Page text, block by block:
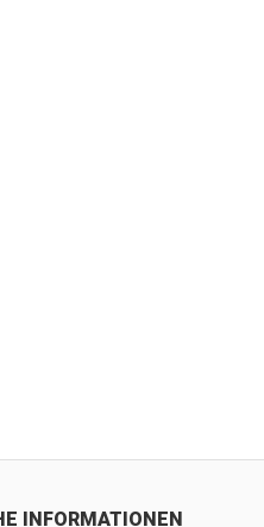
INFORMATIONEN